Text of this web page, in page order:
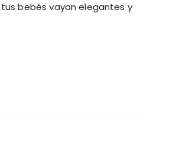
bebés vayan elegantes y